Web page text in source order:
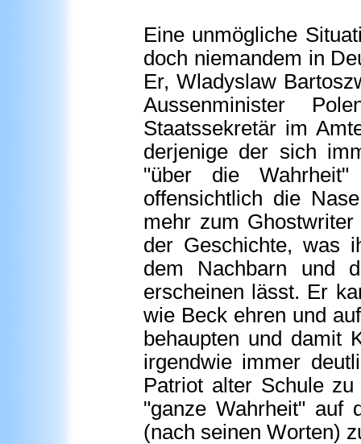
Eine unmögliche
doch niemandem in
Er, Wladyslaw
Aussenminister
Staatssekretär im
derjenige der sich
"über die
offensichtlich die
mehr zum
der Geschichte, was
dem Nachbarn und
erscheinen lässt. Er
wie Beck ehren und
behaupten und damit
irgendwie immer
Patriot alter Schule
"ganze Wahrheit" auf
(nach seinen Worten)